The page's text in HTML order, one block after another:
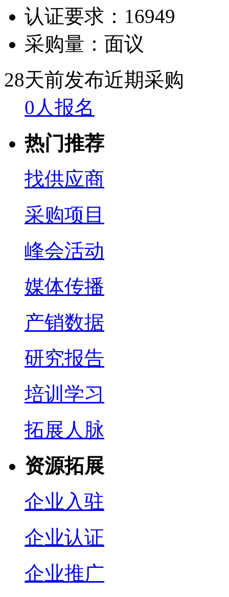
认证要求： 16949
采购量： 面议
28天前发布近期采购
0人报名
热门推荐
找供应商
采购项目
峰会活动
媒体传播
产销数据
研究报告
培训学习
拓展人脉
资源拓展
企业入驻
企业认证
企业推广